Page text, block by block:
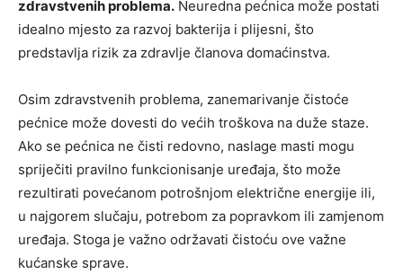
zdravstvenih problema. Neuredna pećnica može postati
idealno mjesto za razvoj bakterija i plijesni, što
predstavlja rizik za zdravlje članova domaćinstva.
Osim zdravstvenih problema, zanemarivanje čistoće
pećnice može dovesti do većih troškova na duže staze.
Ako se pećnica ne čisti redovno, naslage masti mogu
spriječiti pravilno funkcionisanje uređaja, što može
rezultirati povećanom potrošnjom električne energije ili,
u najgorem slučaju, potrebom za popravkom ili zamjenom
uređaja. Stoga je važno održavati čistoću ove važne
kućanske sprave.